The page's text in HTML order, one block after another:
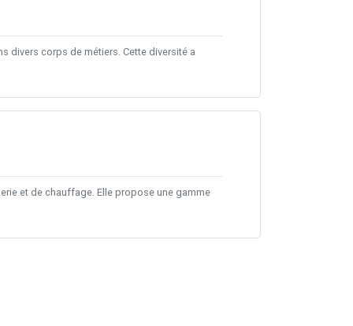
divers corps de métiers. Cette diversité a
et de chauffage. Elle propose une gamme